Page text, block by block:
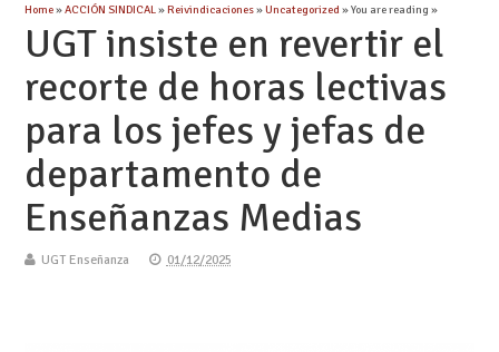
Home»ACCIÓN SINDICAL»Reivindicaciones»Uncategorized » You are reading »
UGT insiste en revertir el
recorte de horas lectivas
para los jefes y jefas de
departamento de
Enseñanzas Medias
UGT Enseñanza 01/12/2025